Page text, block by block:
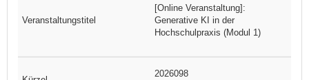
[Online Veranstaltung]:
Generative KI in der
Hochschulpraxis (Modul 1)
2026098